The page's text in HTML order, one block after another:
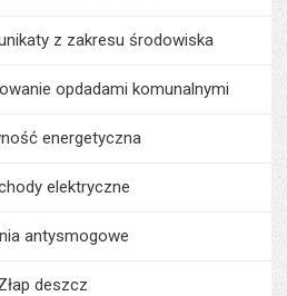
z zakresu środowiska
opdadami komunalnymi
energetyczna
elektryczne
antysmogowe
deszcz